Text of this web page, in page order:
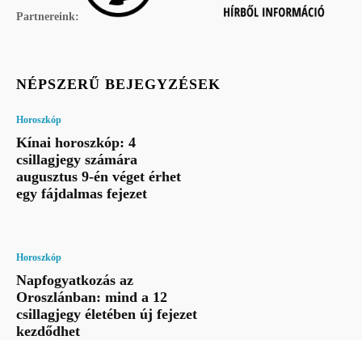
Partnereink:
NÉPSZERŰ BEJEGYZÉSEK
Horoszkóp
Kínai horoszkóp: 4
csillagjegy számára
augusztus 9-én véget érhet
egy fájdalmas fejezet
Horoszkóp
Napfogyatkozás az
Oroszlánban: mind a 12
csillagjegy életében új fejezet
kezdődhet